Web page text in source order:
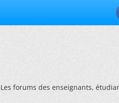
Les forums des enseignants,